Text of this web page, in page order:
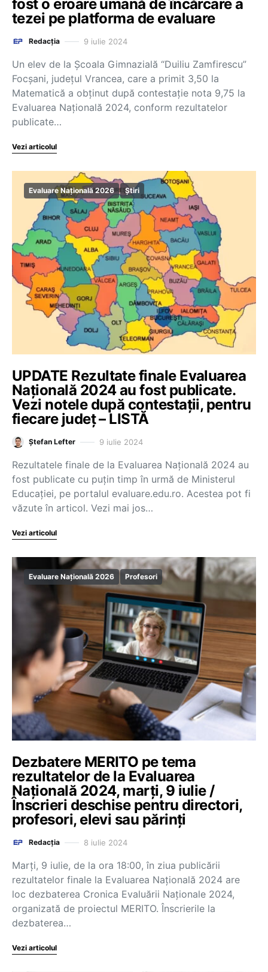
fost o eroare umană de încărcare a
tezei pe platforma de evaluare
Redacția 9 iulie 2024
Un elev de la Școala Gimnazială “Duiliu Zamfirescu”
Focșani, județul Vrancea, care a primit 3,50 la
Matematică a obținut după contestație nota 9,75 la
Evaluarea Națională 2024, conform rezultatelor
publicate…
Vezi articolul
Evaluare Națională 2026 Știri
UPDATE Rezultate finale Evaluarea
Națională 2024 au fost publicate.
Vezi notele după contestații, pentru
fiecare județ – LISTĂ
Ștefan Lefter 9 iulie 2024
Rezultatele finale de la Evaluarea Națională 2024 au
fost publicate cu puțin timp în urmă de Ministerul
Educației, pe portalul evaluare.edu.ro. Acestea pot fi
văzute în articol. Vezi mai jos…
Vezi articolul
Evaluare Națională 2026 Profesori
Dezbatere MERITO pe tema
rezultatelor de la Evaluarea
Națională 2024, marți, 9 iulie /
Înscrieri deschise pentru directori,
profesori, elevi sau părinți
Redacția 8 iulie 2024
Marţi, 9 iulie, de la ora 18:00, în ziua publicării
rezultatelor finale la Evaluarea Naţională 2024 are
loc dezbaterea Cronica Evaluării Naționale 2024,
organizată de proiectul MERITO. Înscrierile la
dezbaterea…
Vezi articolul